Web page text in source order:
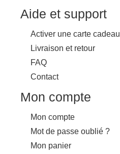
Aide et support
Activer une carte cadeau
Livraison et retour
FAQ
Contact
Mon compte
Mon compte
Mot de passe oublié ?
Mon panier